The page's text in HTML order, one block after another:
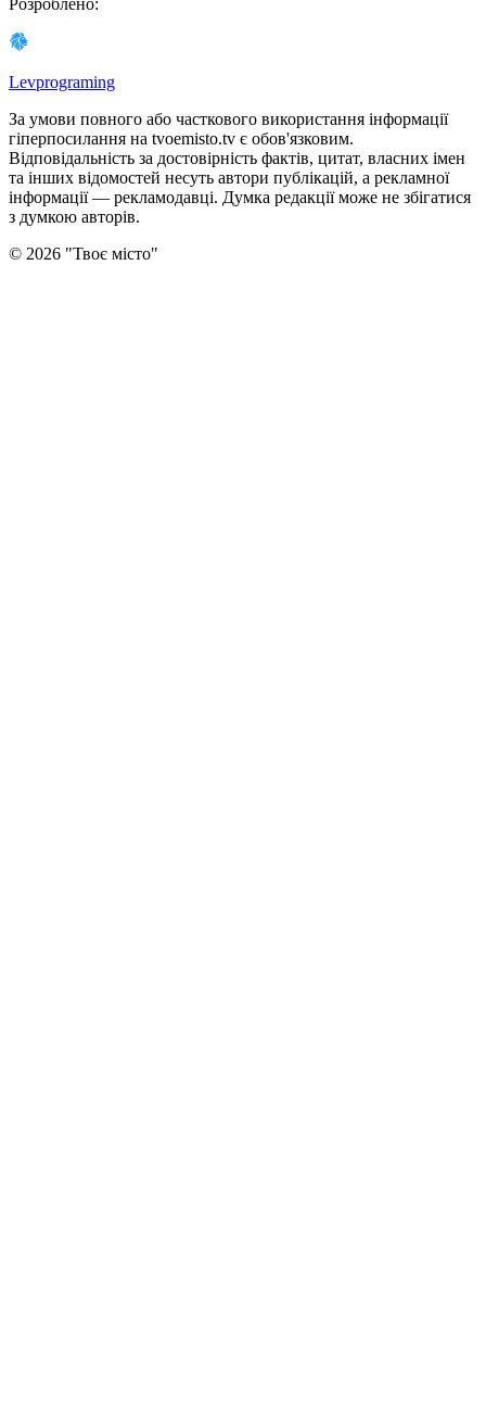
Розроблено:
Levprograming
За умови повного або часткового використання iнформацiї
гіперпосилання на tvoemisto.tv є обов'язковим.
Відповідальність за достовірність фактів, цитат, власних імен
та інших відомостей несуть автори публікацій, а рекламної
інформації — рекламодавці. Думка редакцiї може не збiгатися
з думкою авторiв.
© 2026 "Твоє місто"